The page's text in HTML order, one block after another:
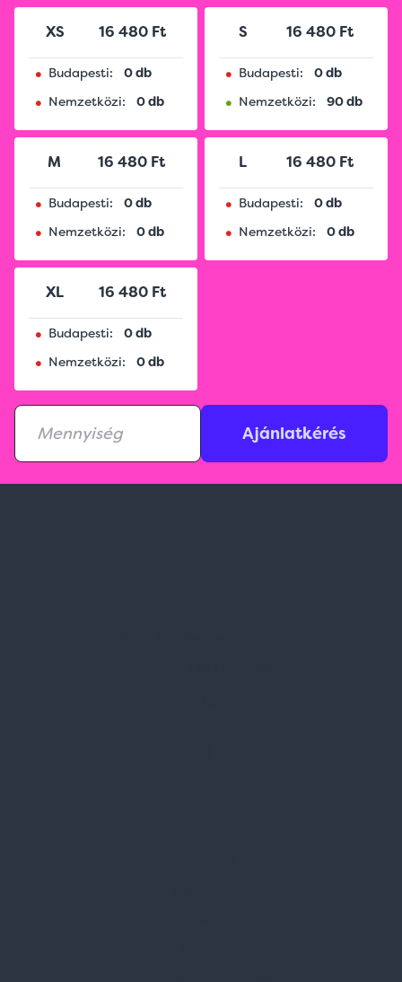
XS 16 480 Ft
• Budapesti: 0 db
• Nemzetközi: 0 db
S 16 480 Ft
• Budapesti: 0 db
• Nemzetközi: 90 db
M 16 480 Ft
• Budapesti: 0 db
• Nemzetközi: 0 db
L 16 480 Ft
• Budapesti: 0 db
• Nemzetközi: 0 db
XL 16 480 Ft
• Budapesti: 0 db
• Nemzetközi: 0 db
Ajánlatkérés